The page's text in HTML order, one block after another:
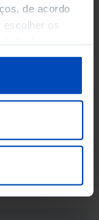
de acordo
escolher os
ou da
BY AGE
BY SEX